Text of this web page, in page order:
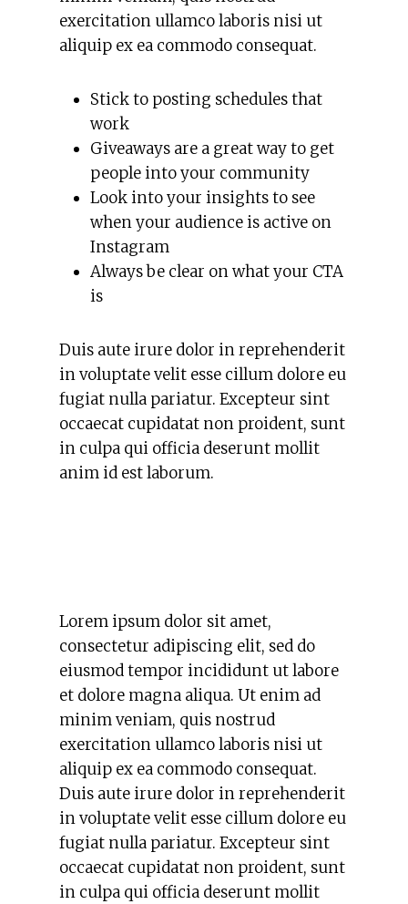
exercitation ullamco laboris nisi ut
aliquip ex ea commodo consequat.
Stick to posting schedules that
work
Giveaways are a great way to get
people into your community
Look into your insights to see
when your audience is active on
Instagram
Always be clear on what your CTA
is
Duis aute irure dolor in reprehenderit
in voluptate velit esse cillum dolore eu
fugiat nulla pariatur. Excepteur sint
occaecat cupidatat non proident, sunt
in culpa qui officia deserunt mollit
anim id est laborum.
Lorem ipsum dolor sit amet,
consectetur adipiscing elit, sed do
eiusmod tempor incididunt ut labore
et dolore magna aliqua. Ut enim ad
minim veniam, quis nostrud
exercitation ullamco laboris nisi ut
aliquip ex ea commodo consequat.
Duis aute irure dolor in reprehenderit
in voluptate velit esse cillum dolore eu
fugiat nulla pariatur. Excepteur sint
occaecat cupidatat non proident, sunt
in culpa qui officia deserunt mollit